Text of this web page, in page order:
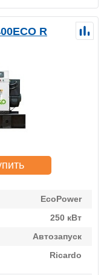
R
EcoPower
250 кВт
Автозапуск
Ricardo